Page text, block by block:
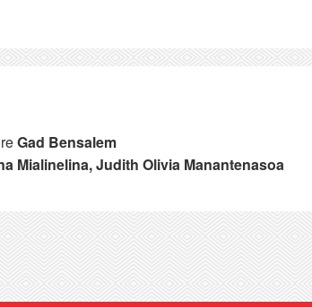
Gad Bensalem
Mialinelina, Judith Olivia Manantenasoa